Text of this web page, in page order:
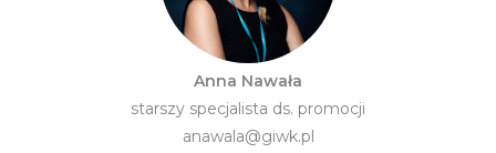
Anna Nawała
starszy specjalista ds. promocji
anawala@giwk.pl